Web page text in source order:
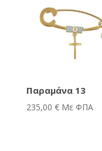
Παραμάνα 13
235,00 € Με ΦΠΑ